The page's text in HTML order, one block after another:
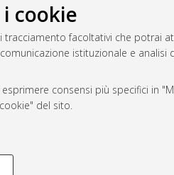
cookie
facoltativi che potrai
istituzionale e
consensi più specifici in
del sito.
- NECESSARI